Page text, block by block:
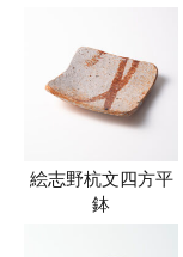
絵志野杭文四方平
鉢